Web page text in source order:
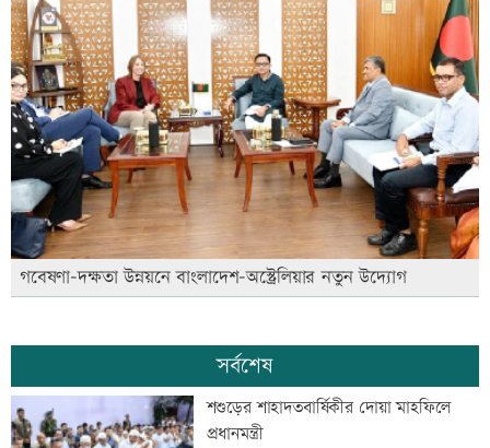
গবেষণা-দক্ষতা উন্নয়নে বাংলাদেশ-অস্ট্রেলিয়ার নতুন উদ্যোগ
সর্বশেষ
শশুড়ের শাহাদতবার্ষিকীর দোয়া মাহফিলে
প্রধানমন্ত্রী